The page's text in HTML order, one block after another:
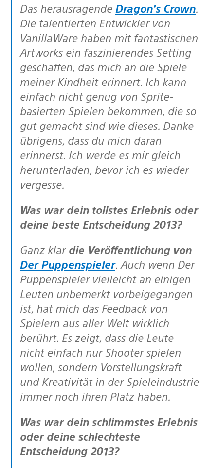
Das herausragende Dragon’s Crown.
Die talentierten Entwickler von
VanillaWare haben mit fantastischen
Artworks ein faszinierendes Setting
geschaffen, das mich an die Spiele
meiner Kindheit erinnert. Ich kann
einfach nicht genug von Sprite-
basierten Spielen bekommen, die so
gut gemacht sind wie dieses. Danke
übrigens, dass du mich daran
erinnerst. Ich werde es mir gleich
herunterladen, bevor ich es wieder
vergesse.
Was war dein tollstes Erlebnis oder
deine beste Entscheidung 2013?
Ganz klar die Veröffentlichung von
Der Puppenspieler. Auch wenn Der
Puppenspieler vielleicht an einigen
Leuten unbemerkt vorbeigegangen
ist, hat mich das Feedback von
Spielern aus aller Welt wirklich
berührt. Es zeigt, dass die Leute
nicht einfach nur Shooter spielen
wollen, sondern Vorstellungskraft
und Kreativität in der Spieleindustrie
immer noch ihren Platz haben.
Was war dein schlimmstes Erlebnis
oder deine schlechteste
Entscheidung 2013?